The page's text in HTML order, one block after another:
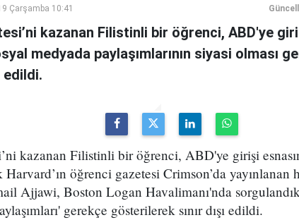
Çarşamba 10:41
kazanan Filistinli bir öğrenci, ABD'ye
medyada paylaşımlarının siyasi olması
edildi.
kazanan Filistinli bir öğrenci, ABD'ye girişi
öğrenci gazetesi Crimson’da yayınlanan
Ajjawi, Boston Logan Havalimanı'nda
gerekçe gösterilerek sınır dışı edildi.